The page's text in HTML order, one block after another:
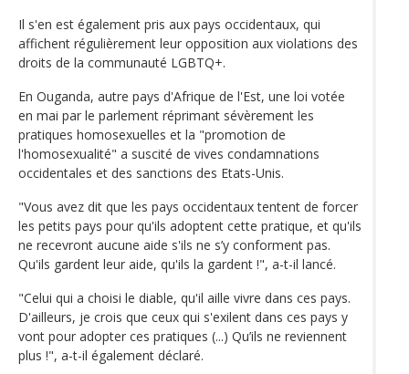
Il s'en est également pris aux pays occidentaux, qui
affichent régulièrement leur opposition aux violations des
droits de la communauté LGBTQ+.
En Ouganda, autre pays d'Afrique de l'Est, une loi votée
en mai par le parlement réprimant sévèrement les
pratiques homosexuelles et la "promotion de
l'homosexualité" a suscité de vives condamnations
occidentales et des sanctions des Etats-Unis.
"Vous avez dit que les pays occidentaux tentent de forcer
les petits pays pour qu'ils adoptent cette pratique, et qu'ils
ne recevront aucune aide s'ils ne s’y conforment pas.
Qu'ils gardent leur aide, qu'ils la gardent !", a-t-il lancé.
"Celui qui a choisi le diable, qu'il aille vivre dans ces pays.
D'ailleurs, je crois que ceux qui s'exilent dans ces pays y
vont pour adopter ces pratiques (...) Qu’ils ne reviennent
plus !", a-t-il également déclaré.